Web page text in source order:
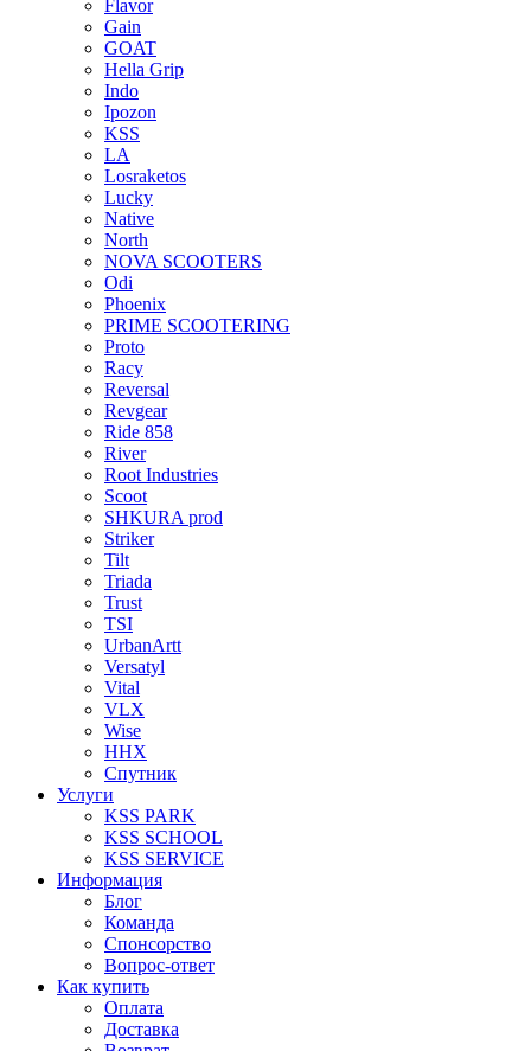
Flavor
Gain
GOAT
Hella Grip
Indo
Ipozon
KSS
LA
Losraketos
Lucky
Native
North
NOVA SCOOTERS
Odi
Phoenix
PRIME SCOOTERING
Proto
Racy
Reversal
Revgear
Ride 858
River
Root Industries
Scoot
SHKURA рrоd
Striker
Tilt
Triada
Trust
TSI
UrbanArtt
Versatyl
Vital
VLX
Wise
ННХ
Спутник
Услуги
KSS PARK
KSS SCHOOL
KSS SERVICE
Информация
Блог
Команда
Спонсорство
Вопрос-ответ
Как купить
Оплата
Доставка